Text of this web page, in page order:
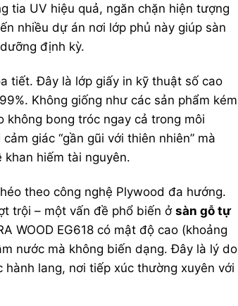
tia UV hiệu quả, ngăn chặn hiện tượng
nhiều dự án nơi lớp phủ này giúp sàn
định kỳ.
tiết. Đây là lớp giấy in kỹ thuật số cao
Không giống như các sản phẩm kém
bong tróc ngay cả trong môi
giác “gần gũi với thiên nhiên” mà
hiếm tài nguyên.
theo công nghệ Plywood đa hướng.
trội – một vấn đề phổ biến ở sàn gỗ tự
WOOD EG618 có mật độ cao (khoảng
nước mà không biến dạng. Đây là lý do
lang, nơi tiếp xúc thường xuyên với